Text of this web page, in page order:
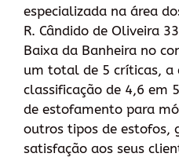
especializada na área
R. Cândido de Oliveira
Baixa da Banheira no
um total de 5 críticas, a
classificação de 4,6 em
de estofamento para
outros tipos de estofos,
satisfação aos seus